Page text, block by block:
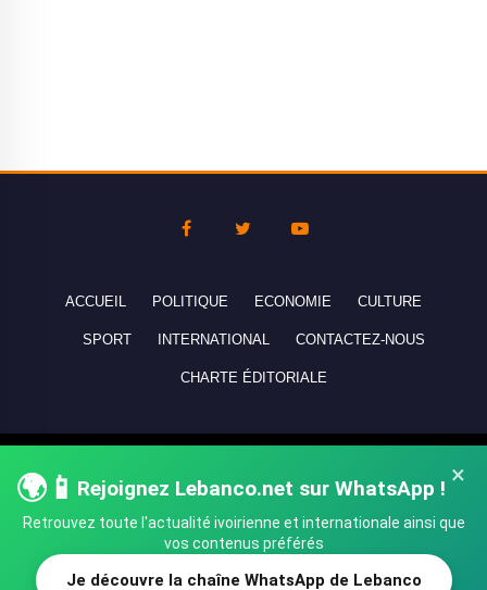
×
🌍📱 Rejoignez Lebanco.net sur WhatsApp !
Retrouvez toute l'actualité ivoirienne et internationale ainsi que
vos contenus préférés
Je découvre la chaîne WhatsApp de Lebanco
ACCUEIL POLITIQUE ECONOMIE CULTURE
SPORT INTERNATIONAL CONTACTEZ-NOUS
CHARTE ÉDITORIALE
réservés - All rights reserved.